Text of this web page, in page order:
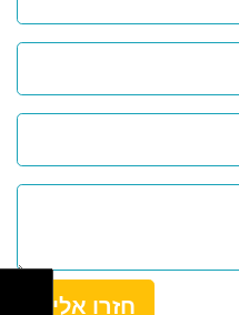
חזרו אלי